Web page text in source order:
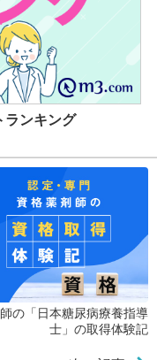
ランキング
の「日本糖尿病療養指導
士」の取得体験記